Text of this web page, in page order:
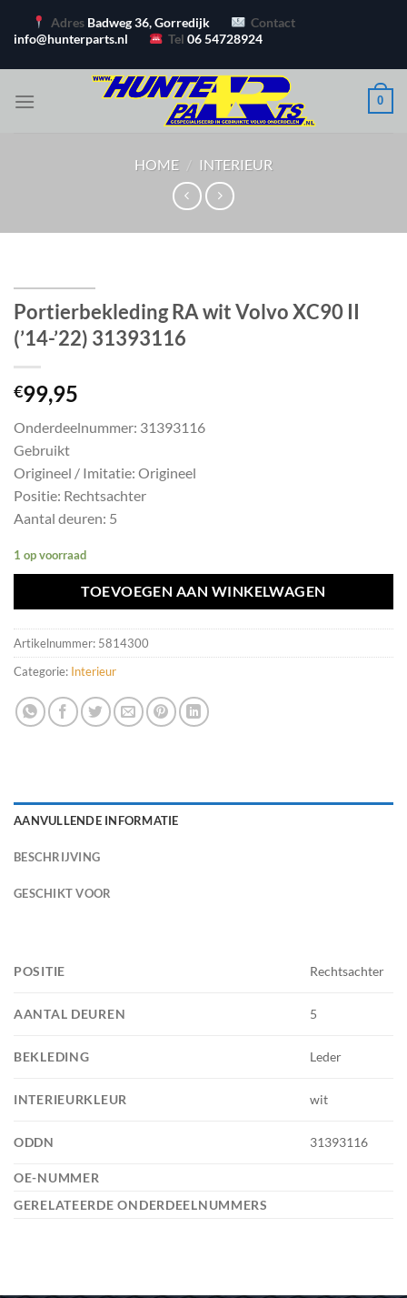
naar
Adres Badweg 36, Gorredijk
Contact
info@hunterparts.nl
Tel06 54728924
0
HOME / INTERIEUR
Portierbekleding RA wit Volvo XC90 II
(’14-’22) 31393116
€99,95
Onderdeelnummer: 31393116
Gebruikt
Origineel / Imitatie: Origineel
Positie: Rechtsachter
Aantal deuren: 5
1 op voorraad
TOEVOEGEN AAN WINKELWAGEN
Artikelnummer: 5814300
Categorie: Interieur
AANVULLENDE INFORMATIE
BESCHRIJVING
GESCHIKT VOOR
POSITIE Rechtsachter
AANTAL DEUREN 5
BEKLEDING Leder
INTERIEURKLEUR wit
ODDN 31393116
OE-NUMMER
GERELATEERDE ONDERDEELNUMMERS